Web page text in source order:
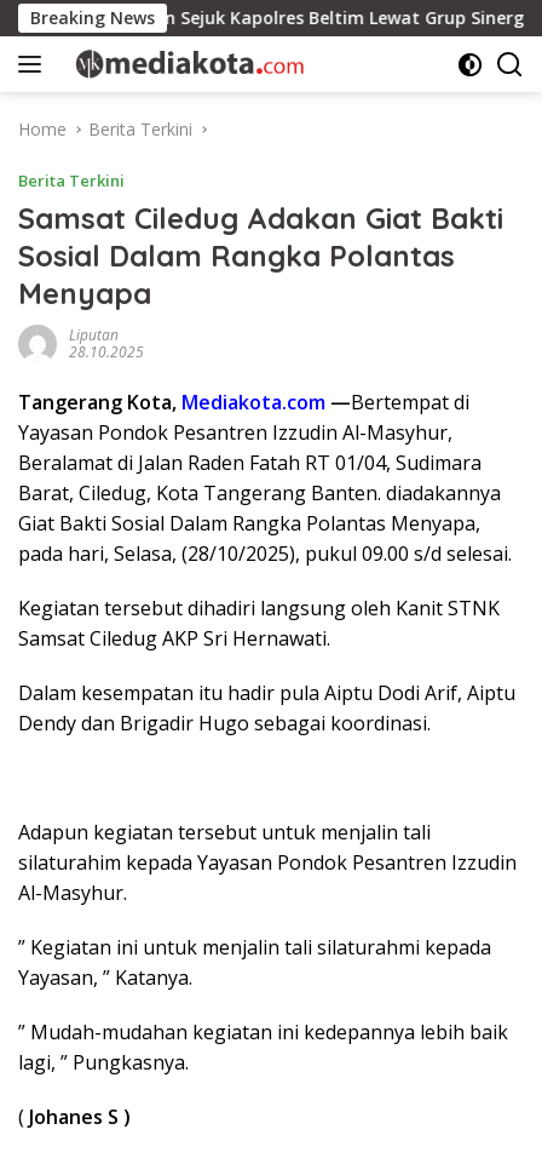
Skip
to
content
Breaking News
Pesan Sejuk Kapolres Beltim Lewat Grup Sinergi Beltim :
Home Berita Terkini
Berita Terkini
Samsat Ciledug Adakan Giat Bakti
Sosial Dalam Rangka Polantas
Menyapa
Liputan
28.10.2025
Tangerang Kota, Mediakota.com —Bertempat di
Yayasan Pondok Pesantren Izzudin Al-Masyhur,
Beralamat di Jalan Raden Fatah RT 01/04, Sudimara
Barat, Ciledug, Kota Tangerang Banten. diadakannya
Giat Bakti Sosial Dalam Rangka Polantas Menyapa,
pada hari, Selasa, (28/10/2025), pukul 09.00 s/d selesai.
Kegiatan tersebut dihadiri langsung oleh Kanit STNK
Samsat Ciledug AKP Sri Hernawati.
Dalam kesempatan itu hadir pula Aiptu Dodi Arif, Aiptu
Dendy dan Brigadir Hugo sebagai koordinasi.
Adapun kegiatan tersebut untuk menjalin tali
silaturahim kepada Yayasan Pondok Pesantren Izzudin
Al-Masyhur.
” Kegiatan ini untuk menjalin tali silaturahmi kepada
Yayasan, ” Katanya.
” Mudah-mudahan kegiatan ini kedepannya lebih baik
lagi, ” Pungkasnya.
( Johanes S )